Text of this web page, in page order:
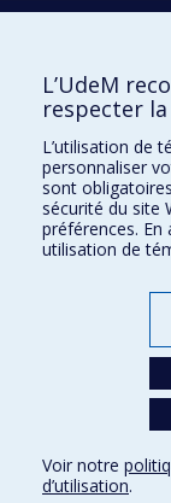
Kinésiologie et
Orthophonie et
Réadaptation
Directions
DPC
CPASS
L’UdeM
respecter
L’utilisation de
personnaliser
sont
sécurité du site
préférences.
utilisation de
Voir notre
d’utilisation.